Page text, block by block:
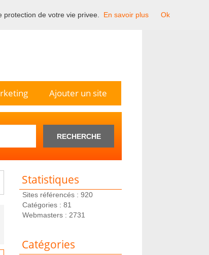
Ajouter un site
RECHERCHE
Statistiques
Sites référencés : 920
Catégories : 81
Webmasters : 2731
Catégories
de votre vie privee. En savoir plus Ok